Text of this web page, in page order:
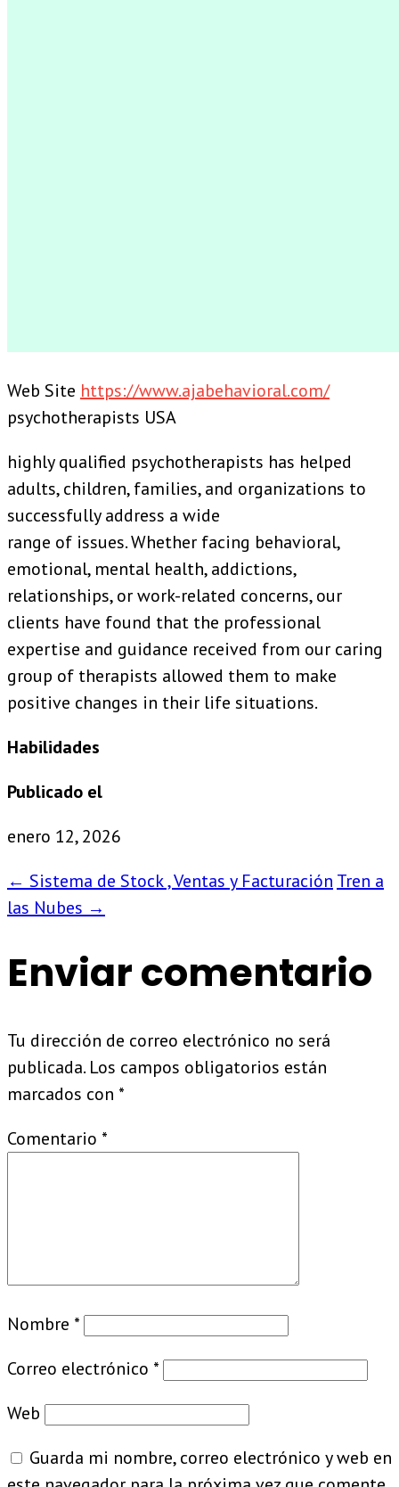
Web Site https://www.ajabehavioral.com/
psychotherapists USA
highly qualified psychotherapists has helped
adults, children, families, and organizations to
successfully address a wide
range of issues. Whether facing behavioral,
emotional, mental health, addictions,
relationships, or work-related concerns, our
clients have found that the professional
expertise and guidance received from our caring
group of therapists allowed them to make
positive changes in their life situations.
Habilidades
Publicado el
enero 12, 2026
← Sistema de Stock , Ventas y Facturación Tren a
las Nubes →
Enviar comentario
Tu dirección de correo electrónico no será
publicada. Los campos obligatorios están
marcados con *
Comentario *
Nombre *
Correo electrónico *
Web
Guarda mi nombre, correo electrónico y web en